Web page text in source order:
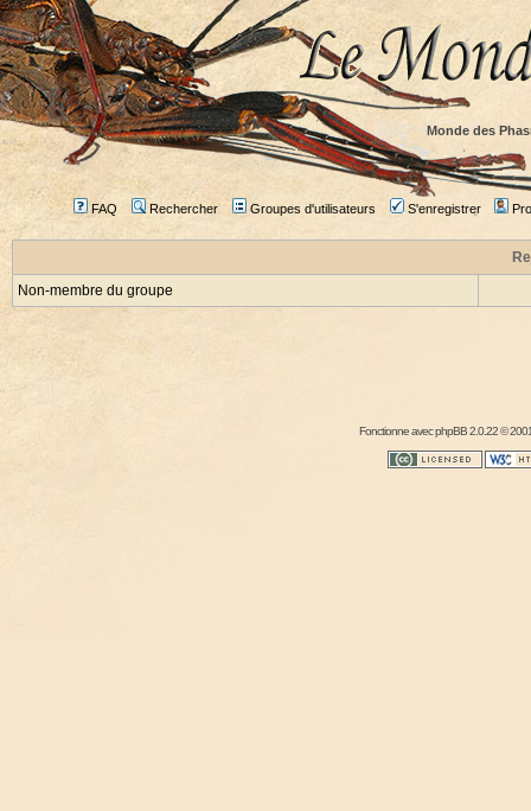
Monde des
FAQ Rechercher Groupes d'utilisateurs S'enregistrer
Non-membre du groupe
Fonctionne avecphpBB2.0.22 ©